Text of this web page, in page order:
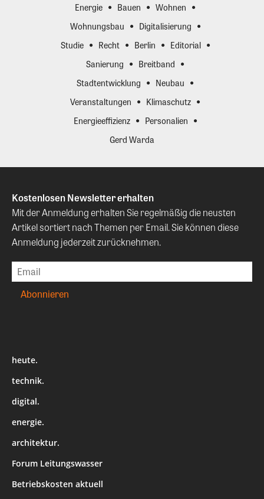
Energie Bauen
Wohnen
Wohnungsbau
Digitalisierung
Studie
Recht Berlin
Editorial
Sanierung
Breitband
Stadtentwicklung
Neubau
Veranstaltungen
Klimaschutz
Energieeffizienz
Personalien
Gerd Warda
Kostenlosen Newsletter erhalten
Mit der Anmeldung erhalten Sie regelmäßig die neusten
Artikel sortiert nach Themen per Email. Sie können diese
Anmeldung jederzeit zurücknehmen.
heute.
technik.
digital.
energie.
architektur.
Forum Leitungswasser
Betriebskosten aktuell